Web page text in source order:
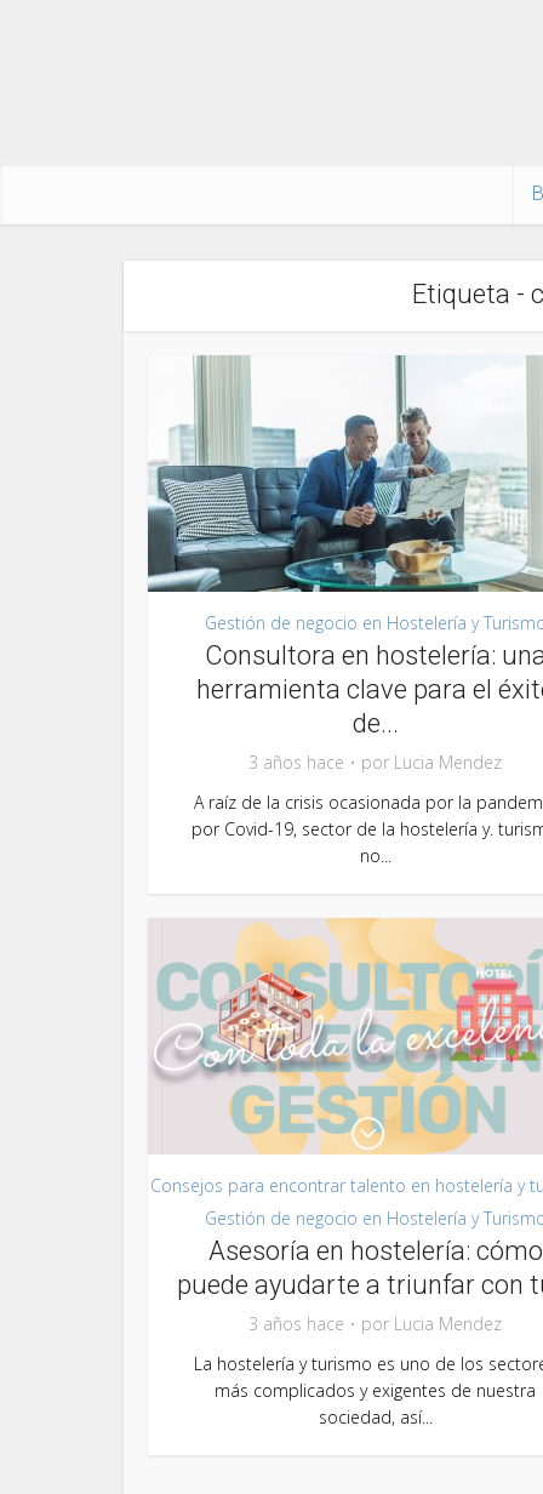
Etiqueta -
Gestión de negocio en Hostelería y
Consultora en hostelería:
herramienta clave para el
de...
3 años hace por Lucia Mendez
A raíz de la crisis ocasionada por la
por Covid-19, sector de la hostelería y.
no...
Consejos para encontrar talento en hostelería y
Gestión de negocio en Hostelería y
Asesoría en hostelería: cómo
puede ayudarte a triunfar con
3 años hace por Lucia Mendez
La hostelería y turismo es uno de los
más complicados y exigentes de nuestra
sociedad, así...